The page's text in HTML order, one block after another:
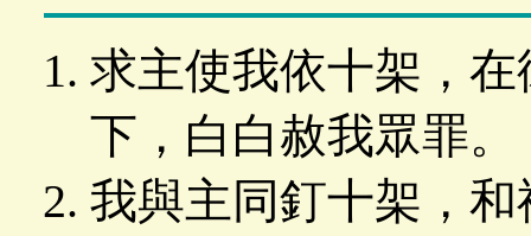
求主使我依十架，
下，白白赦我眾罪。
我與主同釘十架，